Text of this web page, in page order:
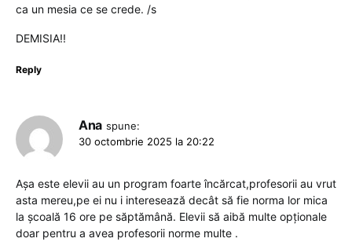
ca un mesia ce se crede. /s
DEMISIA!!
Reply
Ana spune:
30 octombrie 2025 la 20:22
Așa este elevii au un program foarte încărcat,profesorii au vrut
asta mereu,pe ei nu i interesează decât să fie norma lor mica
la școală 16 ore pe săptămână. Elevii să aibă multe opționale
doar pentru a avea profesorii norme multe .